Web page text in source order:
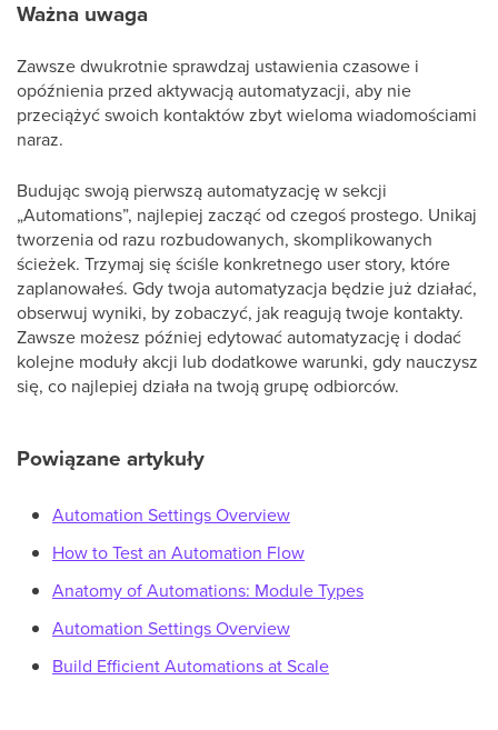
Ważna uwaga
Zawsze dwukrotnie sprawdzaj ustawienia czasowe i
opóźnienia przed aktywacją automatyzacji, aby nie
przeciążyć swoich kontaktów zbyt wieloma wiadomościami
naraz.
Budując swoją pierwszą automatyzację w sekcji
„Automations”, najlepiej zacząć od czegoś prostego. Unikaj
tworzenia od razu rozbudowanych, skomplikowanych
ścieżek. Trzymaj się ściśle konkretnego user story, które
zaplanowałeś. Gdy twoja automatyzacja będzie już działać,
obserwuj wyniki, by zobaczyć, jak reagują twoje kontakty.
Zawsze możesz później edytować automatyzację i dodać
kolejne moduły akcji lub dodatkowe warunki, gdy nauczysz
się, co najlepiej działa na twoją grupę odbiorców.
Powiązane artykuły
Automation Settings Overview
How to Test an Automation Flow
Anatomy of Automations: Module Types
Automation Settings Overview
Build Efficient Automations at Scale